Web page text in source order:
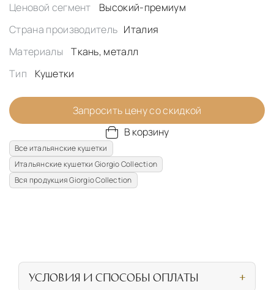
Ценовой сегмент
Высокий-премиум
Страна производитель Италия
Материалы
Ткань, металл
Тип
Кушетки
Запросить цену со скидкой
В корзину
Все итальянские кушетки
Итальянские кушетки Giorgio Collection
Вся продукция Giorgio Collection
УСЛОВИЯ И СПОСОБЫ ОПЛАТЫ